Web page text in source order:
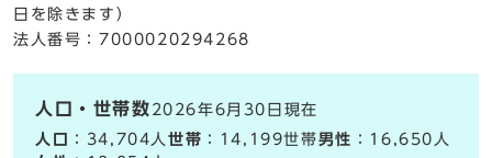
日を除きます）
法人番号：7000020294268
人口・世帯数 2026年6月30日現在
人口
：34,704人世帯 ：14,199世帯男性 ：16,650人